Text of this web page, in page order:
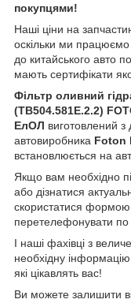
покупцями!
Наші ціни на
оскільки ми
до китайського авто
мають сертифікати
Фільтр оливний
(TB504.581E.2.2)
ЕлОЛ виготовлений з
автовиробника Foton
встановлюється на
Якщо вам необхідно
або дізнатися
скористатися формою
перетелефонувати по
І наші фахівці з
необхідну
які цікавлять вас!
Ви можете залишити